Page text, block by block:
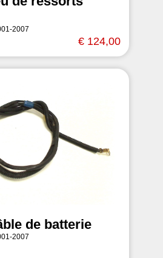
2007
€ 124,00
de batterie
2007